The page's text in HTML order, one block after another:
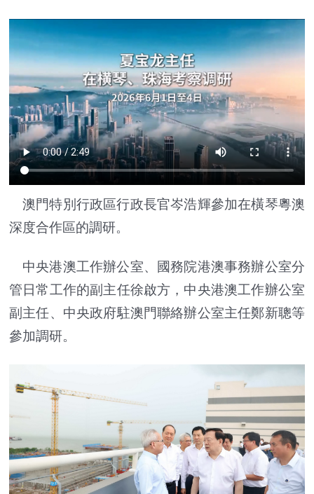
澳門特別行政區行政長官岑浩輝參加在橫琴粵澳
深度合作區的調研。
中央港澳工作辦公室、國務院港澳事務辦公室分
管日常工作的副主任徐啟方，中央港澳工作辦公室
副主任、中央政府駐澳門聯絡辦公室主任鄭新聰等
參加調研。